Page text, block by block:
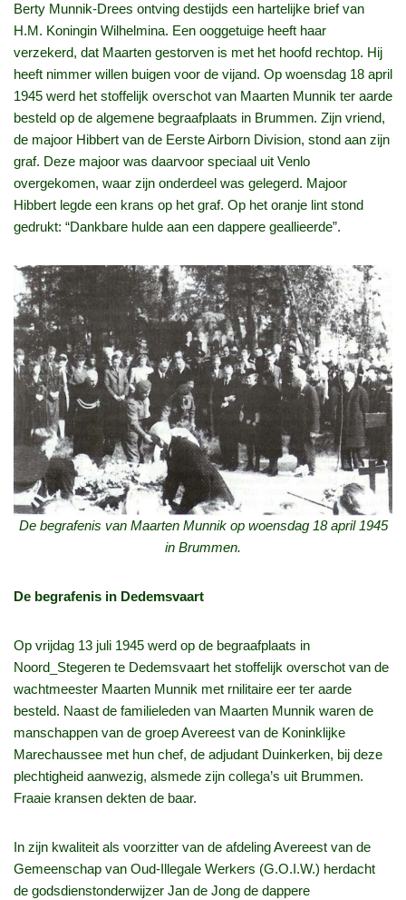
Berty Munnik-Drees ontving destijds een hartelijke brief van
H.M. Koningin Wilhelmina. Een ooggetuige heeft haar
verzekerd, dat Maarten gestorven is met het hoofd rechtop. Hij
heeft nimmer willen buigen voor de vijand. Op woensdag 18 april
1945 werd het stoffelijk overschot van Maarten Munnik ter aarde
besteld op de algemene begraafplaats in Brummen. Zijn vriend,
de majoor Hibbert van de Eerste Airborn Division, stond aan zijn
graf. Deze majoor was daarvoor speciaal uit Venlo
overgekomen, waar zijn onderdeel was gelegerd. Majoor
Hibbert legde een krans op het graf. Op het oranje lint stond
gedrukt: “Dankbare hulde aan een dappere geallieerde”.
De begrafenis van Maarten Munnik op woensdag 18 april 1945
in Brummen.
De begrafenis in Dedemsvaart
Op vrijdag 13 juli 1945 werd op de begraafplaats in
Noord_Stegeren te Dedemsvaart het stoffelijk overschot van de
wachtmeester Maarten Munnik met rnilitaire eer ter aarde
besteld. Naast de familieleden van Maarten Munnik waren de
manschappen van de groep Avereest van de Koninklijke
Marechaussee met hun chef, de adjudant Duinkerken, bij deze
plechtigheid aanwezig, alsmede zijn collega’s uit Brummen.
Fraaie kransen dekten de baar.
In zijn kwaliteit als voorzitter van de afdeling Avereest van de
Gemeenschap van Oud-Illegale Werkers (G.O.I.W.) herdacht
de godsdienstonderwijzer Jan de Jong de dappere